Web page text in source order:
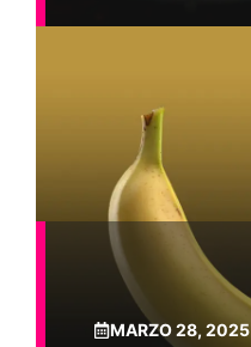
MARZO 28, 2025